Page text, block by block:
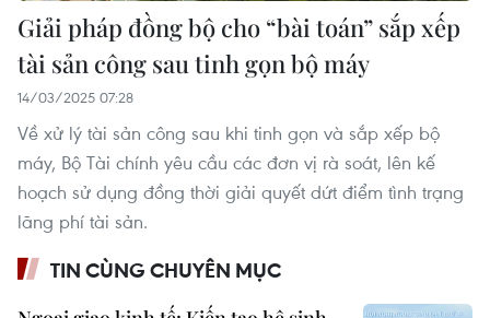
Giải pháp đồng bộ cho “bài toán” sắp xếp
tài sản công sau tinh gọn bộ máy
14/03/2025 07:28
Về xử lý tài sản công sau khi tinh gọn và sắp xếp bộ
máy, Bộ Tài chính yêu cầu các đơn vị rà soát, lên kế
hoạch sử dụng đồng thời giải quyết dứt điểm tình trạng
lãng phí tài sản.
TIN CÙNG CHUYÊN MỤC